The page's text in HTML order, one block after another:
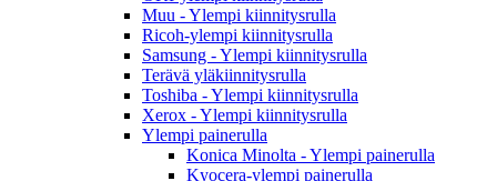
Muu - Ylempi kiinnitysrulla
Ricoh-ylempi kiinnitysrulla
Samsung - Ylempi kiinnitysrulla
Terävä yläkiinnitysrulla
Toshiba - Ylempi kiinnitysrulla
Xerox - Ylempi kiinnitysrulla
Ylempi painerulla
Konica Minolta - Ylempi painerulla
Kyocera-ylempi painerulla